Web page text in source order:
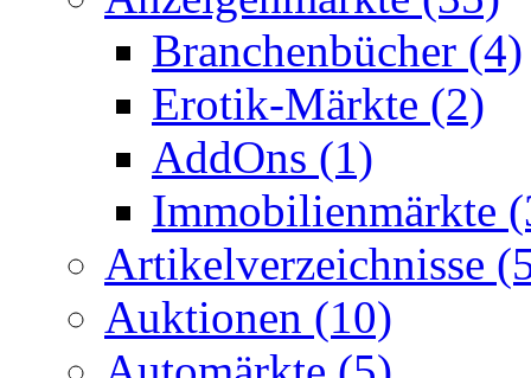
Branchenbücher (4)
Erotik-Märkte (2)
AddOns (1)
Immobilienmärkte
Artikelverzeichnisse
Auktionen (10)